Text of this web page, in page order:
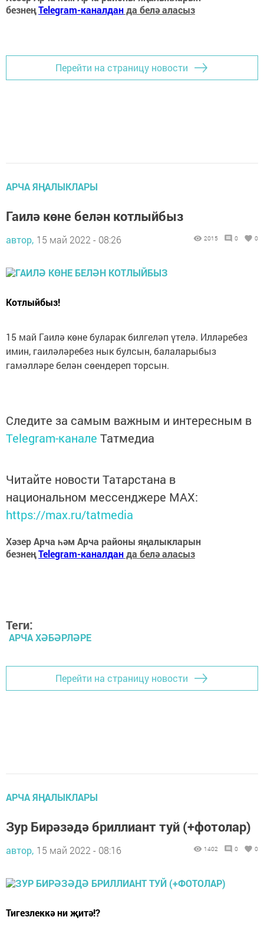
безнеңTelegram-каналданда белә аласыз
Перейти на страницу новости
АРЧА ЯҢАЛЫКЛАРЫ
Гаилә көне белән котлыйбыз
автор, 15 май 2022 - 08:26 2015 0 0
Котлыйбыз!
15 май Гаилә көне буларак билгеләп үтелә. Илләребез
имин, гаиләләребез нык булсын, балаларыбыз
гамәлләре белән сөендереп торсын.
Следите за самым важным и интересным в
Telegram-канале Татмедиа
Читайте новости Татарстана в
национальном мессенджере MАХ:
https://max.ru/tatmedia
Хәзер Арча һәм Арча районы яңалыкларын
безнеңTelegram-каналданда белә аласыз
Теги:
АРЧА ХӘБӘРЛӘРЕ
Перейти на страницу новости
АРЧА ЯҢАЛЫКЛАРЫ
Зур Бирәзәдә бриллиант туй (+фотолар)
автор, 15 май 2022 - 08:16 1402 0 0
Тигезлеккә ни җитә!?